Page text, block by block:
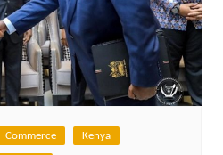
Commerce Kenya